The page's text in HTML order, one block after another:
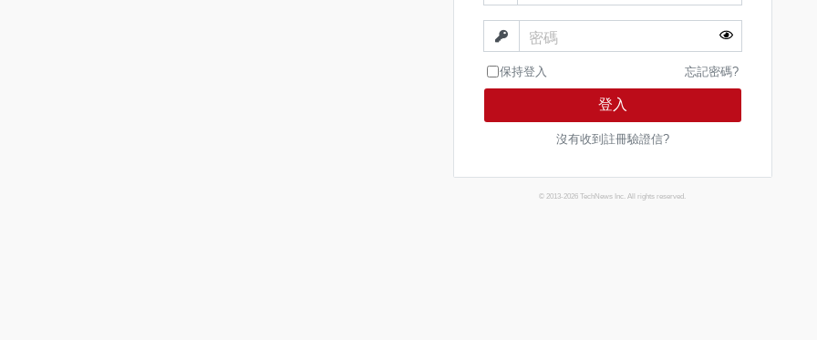
密碼
保持登入 忘記密碼?
登入
沒有收到註冊驗證信?
© 2013-2026 TechNews Inc. All rights reserved.